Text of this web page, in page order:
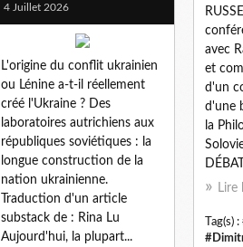
4 Juillet 2026
L'origine du conflit ukrainien
ou Lénine a-t-il réellement
créé l'Ukraine ? Des
laboratoires autrichiens aux
républiques soviétiques : la
longue construction de la
nation ukrainienne.
Traduction d'un article
substack de : Rina Lu
Aujourd'hui, la plupart...
avec
et
d'un
d'une
la
Lire
Tag(s) :